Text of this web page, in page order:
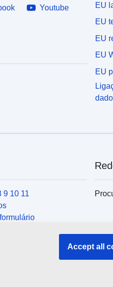
Youtube
EU
EU
EU
EU
EU
9 10 11
formulário
Accept all